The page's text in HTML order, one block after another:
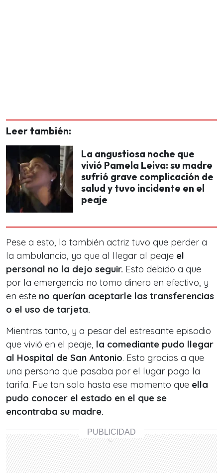
Leer también:
La angustiosa noche que
vivió Pamela Leiva: su madre
sufrió grave complicación de
salud y tuvo incidente en el
peaje
Pese a esto, la también actriz tuvo que perder a
la ambulancia, ya que al llegar al peaje el
personal no la dejo seguir. Esto debido a que
por la emergencia no tomo dinero en efectivo, y
en este no querían aceptarle las transferencias
o el uso de tarjeta.
Mientras tanto, y a pesar del estresante episodio
que vivió en el peaje, la comediante pudo llegar
al Hospital de San Antonio. Esto gracias a que
una persona que pasaba por el lugar pago la
tarifa. Fue tan solo hasta ese momento que ella
pudo conocer el estado en el que se
encontraba su madre.